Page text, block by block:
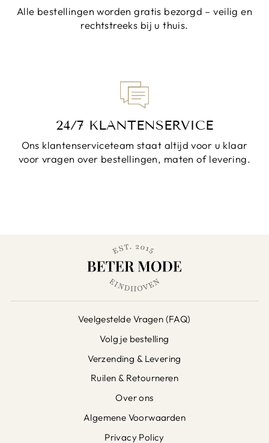
Alle bestellingen worden gratis bezorgd – veilig en
rechtstreeks bij u thuis.
24/7 KLANTENSERVICE
Ons klantenserviceteam staat altijd voor u klaar
voor vragen over bestellingen, maten of levering.
Veelgestelde Vragen (FAQ)
Volg je bestelling
Verzending & Levering
Ruilen & Retourneren
Over ons
Algemene Voorwaarden
Privacy Policy